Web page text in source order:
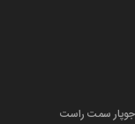
جوپار سمت راست